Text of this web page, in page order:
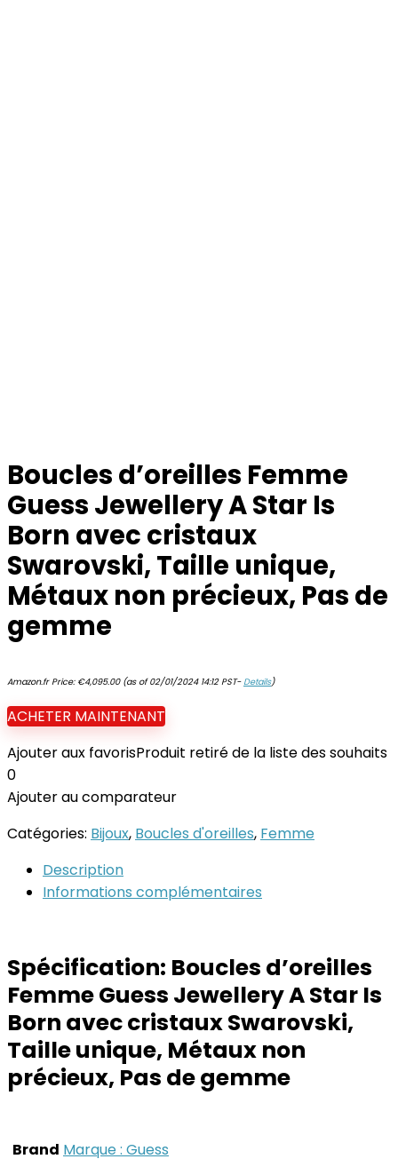
Boucles d’oreilles Femme
Guess Jewellery A Star Is
Born avec cristaux
Swarovski, Taille unique,
Métaux non précieux, Pas de
gemme
Amazon.fr Price: €4,095.00(as of 02/01/2024 14:12 PST-Details)
ACHETER MAINTENANT
Ajouter aux favorisProduit retiré de la liste des souhaits
0
Ajouter au comparateur
Catégories: Bijoux, Boucles d'oreilles, Femme
Description
Informations complémentaires
Spécification: Boucles d’oreilles
Femme Guess Jewellery A Star Is
Born avec cristaux Swarovski,
Taille unique, Métaux non
précieux, Pas de gemme
Brand Marque : Guess